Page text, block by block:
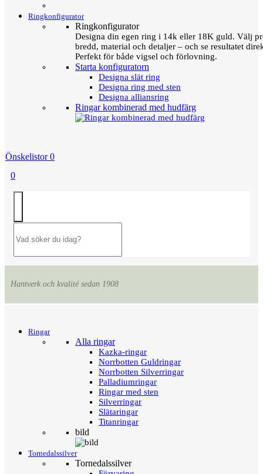
Ringkonfigurator
Ringkonfigurator
Designa din egen ring i 14k eller 18K guld. Välj
bredd, material och detaljer – och se resultatet
Perfekt för både vigsel och förlovning.
Starta konfiguratorn
Designa slät ring
Designa ring med sten
Designa alliansring
Ringar kombinerad med hudfärg
Önskelistor 0
0
Hantverk och kvalité sedan 1908
Ringar
Alla ringar
Kazka-ringar
Norrbotten Guldringar
Norrbotten Silverringar
Palladiumringar
Ringar med sten
Silverringar
Slätaringar
Titanringar
bild
Tornedalssilver
Tornedalssilver